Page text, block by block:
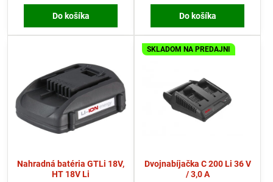
Do košíka Do košíka
Nahradná batéria GTLi 18V,
HT 18V Li
SKLADOM NA PREDAJNI
Dvojnabíjačka C 200 Li 36 V
/ 3,0 A